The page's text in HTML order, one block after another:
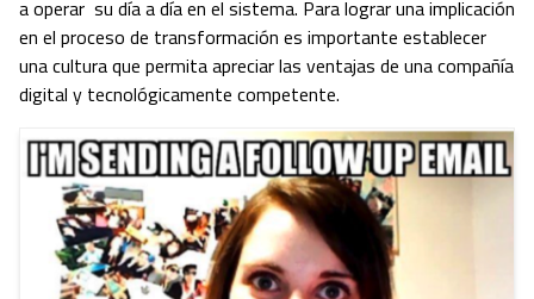
a operar su día a día en el sistema. Para lograr una implicación
en el proceso de transformación es importante establecer
una cultura que permita apreciar las ventajas de una compañía
digital y tecnológicamente competente.